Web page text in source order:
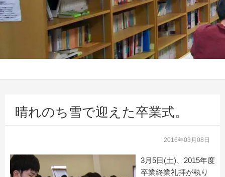
晴れのち雪で迎えた卒業式。
2016年03月08日
3月5日(土)、2015年度
卒業終業礼拝が執り